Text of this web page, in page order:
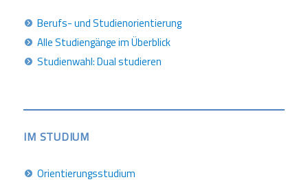
Berufs- und Studienorientierung
Alle Studiengänge im Überblick
Studienwahl: Dual studieren
IM STUDIUM
Orientierungsstudium